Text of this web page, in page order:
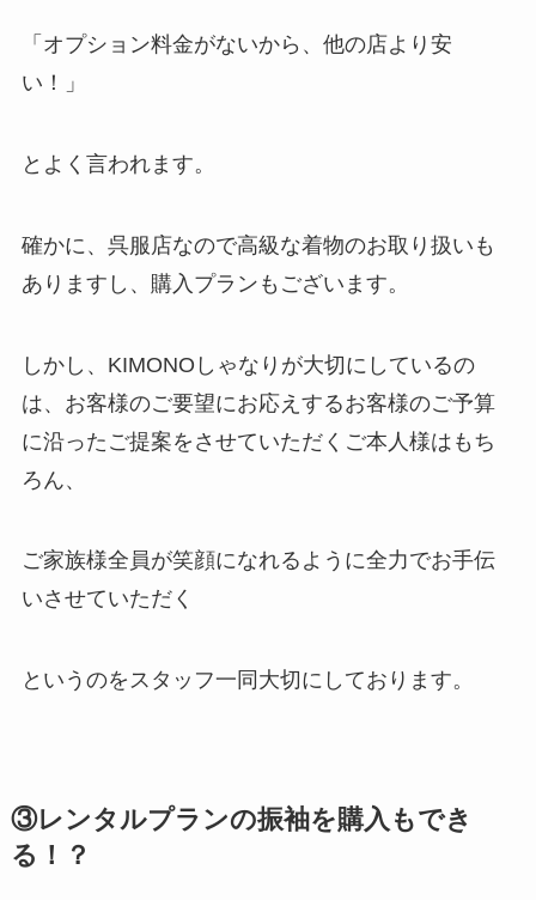
「オプション料金がないから、他の店より安
い！」
とよく言われます。
確かに、呉服店なので高級な着物のお取り扱いも
ありますし、購入プランもございます。
しかし、KIMONOしゃなりが大切にしているの
は、お客様のご要望にお応えするお客様のご予算
に沿ったご提案をさせていただくご本人様はもち
ろん、
ご家族様全員が笑顔になれるように全力でお手伝
いさせていただく
というのをスタッフ一同大切にしております。
③レンタルプランの振袖を購入もでき
る！？